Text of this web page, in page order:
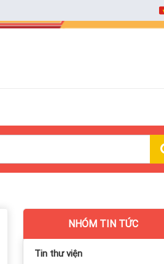
NHÓM TIN TỨC
Tin thư viện